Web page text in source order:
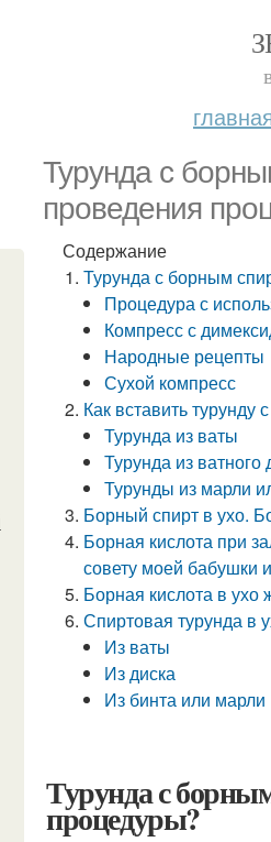
Турунда с
проведения
Содержание
Турунда с борным
Процедура с
Компресс с
Народные рецепты
Сухой компресс
Как вставить турунду
Турунда из ваты
Турунда из ватного
Турунды из марли
Борный спирт в ухо.
Борная кислота при
совету моей бабушки
Борная кислота в
Спиртовая турунда в
Из ваты
Из диска
Из бинта или марли
Турунда с
процедуры?